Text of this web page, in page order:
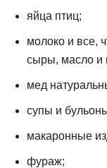
яйца птиц;
молоко и все,
сыры, масло и
мед
супы и
макаронные
фураж;